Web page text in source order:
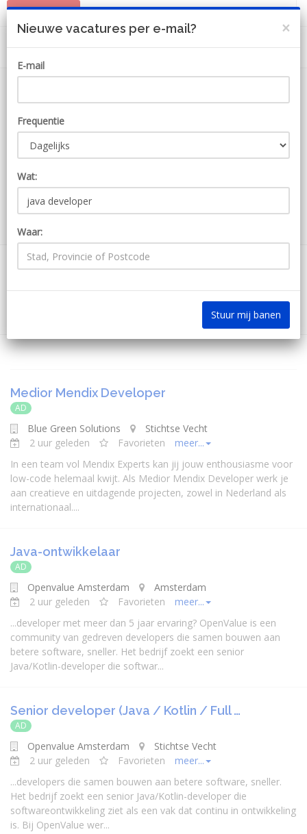
PLAATS JOB MIJN ACCOUNT
ZOEKEN
82 Jobs voor java developer
Medior Mendix Developer
AD
Blue Green Solutions
Stichtse Vecht
2 uur geleden
Favorieten
meer...
In een team vol Mendix Experts kan jij jouw enthousiasme voor
low-code helemaal kwijt. Als Medior Mendix Developer werk je
aan creatieve en uitdagende projecten, zowel in Nederland als
internationaal....
Java-ontwikkelaar
AD
Openvalue Amsterdam
Amsterdam
2 uur geleden
Favorieten
meer...
...developer met meer dan 5 jaar ervaring? OpenValue is een
community van gedreven developers die samen bouwen aan
betere software, sneller. Het bedrijf zoekt een senior
Java/Kotlin-developer die softwar...
Senior developer (Java / Kotlin / Full …
AD
Openvalue Amsterdam
Stichtse Vecht
2 uur geleden
Favorieten
meer...
...developers die samen bouwen aan betere software, sneller.
Het bedrijf zoekt een senior Java/Kotlin-developer die
softwareontwikkeling ziet als een vak dat continu in ontwikkeling
is. Bij OpenValue wer...
×
Nieuwe vacatures per e-mail?
E-mail
Frequentie
Wat:
Waar:
Stuur mij banen